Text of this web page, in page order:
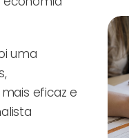
uma
eficaz e